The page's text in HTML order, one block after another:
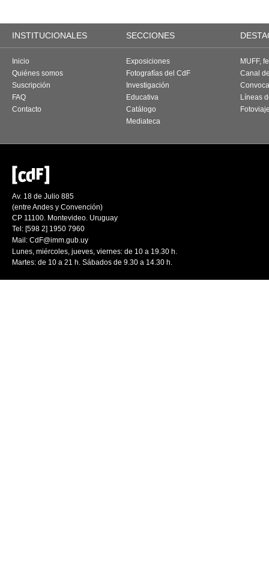
INSTITUCIONALES SECCIONES
Inicio
Quiénes somos
Suscripción
FAQ
Contacto
Exposiciones
Fotografías del CdF
Investigación
Educativa
Catálogo
Mediateca
MUFF,
Canal
Líneas
Av. 18 de Julio 885
(entre Andes y Convención)
CP 11100. Montevideo. Uruguay
Tel: [598 2] 1950 7960
Mail: CdF@imm.gub.uy
Lunes, miércoles, jueves, viernes: de 10 a 19.30 h.
Martes: de 10 a 21 h. Sábados de 9.30 a 14.30 h.